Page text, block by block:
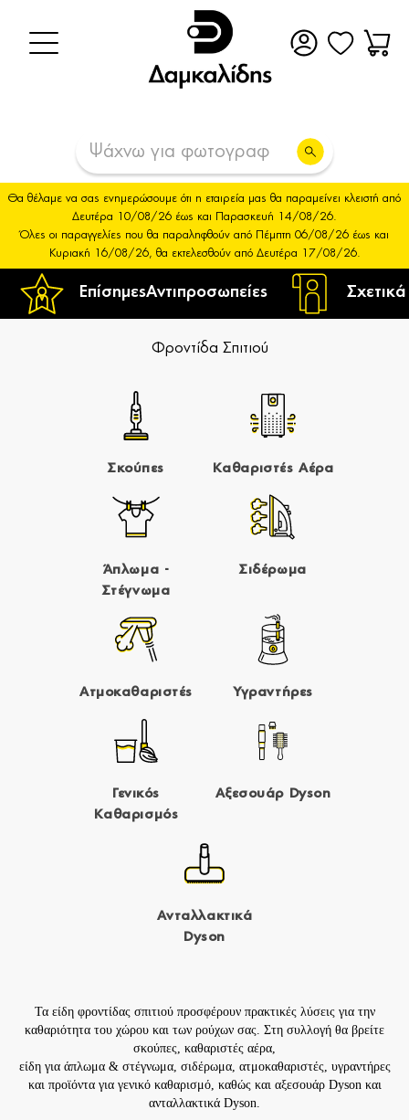
ΕπίσημεςΑντιπροσωπείες
Θα θέλαμε να σας ενημερώσουμε ότι η εταιρεία μας θα παραμείνει κλειστή από
Δευτέρα 10/08/26 έως και Παρασκευή 14/08/26.
Όλες οι παραγγελίες που θα παραληφθούν από Πέμπτη 06/08/26 έως και
Κυριακή 16/08/26, θα εκτελεσθούν από Δευτέρα 17/08/26.
Φροντίδα Σπιτιού
Σκούπες Καθαριστές Αέρα
Άπλωμα -
Στέγνωμα
Σιδέρωμα
Ατμοκαθαριστές Υγραντήρες
Γενικός
Καθαρισμός
Αξεσουάρ Dyson
Ανταλλακτικά
Dyson
Τα είδη φροντίδας σπιτιού προσφέρουν πρακτικές λύσεις για την
καθαριότητα του χώρου και των ρούχων σας. Στη συλλογή θα βρείτε
σκούπες καθαριστές αέρα
είδη για άπλωμα & στέγνωμα, σιδέρωμα, ατμοκαθαριστές υγραντήρες
και προϊόντα για γενικό καθαρισμό, καθώς και αξεσουάρ Dyson και
ανταλλακτικά Dyson